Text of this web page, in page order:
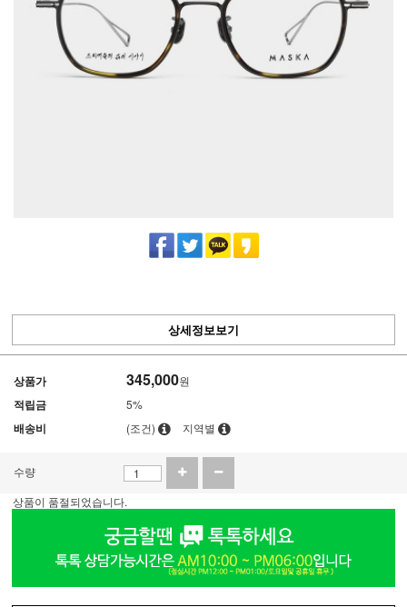
상세정보보기
상품가 345,000원
적립금 5%
배송비 (조건) 지역별
수량
상품이 품절되었습니다.